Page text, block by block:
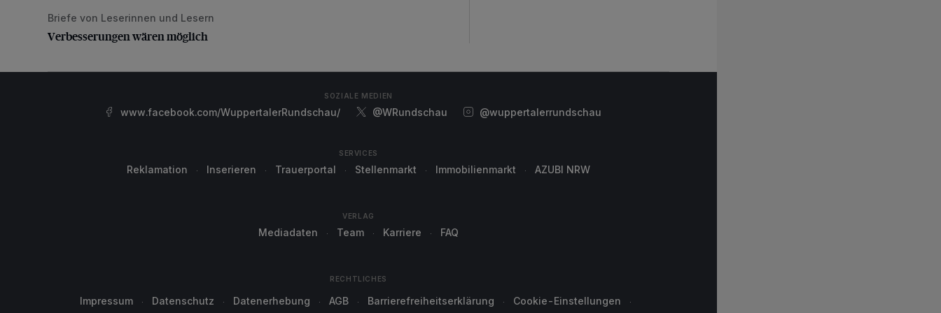
Verbesserungen wären möglich
Briefe von Leserinnen und Lesern
Verbesserungen wären möglich
SOZIALE MEDIEN
www.facebook.com/WuppertalerRundschau/ @WRundschau @wuppertalerrundschau
SERVICES
Reklamation Inserieren Trauerportal Stellenmarkt Immobilienmarkt AZUBI NRW
VERLAG
Mediadaten Team Karriere FAQ
RECHTLICHES
Impressum Datenschutz Datenerhebung AGB Barrierefreiheitserklärung Cookie-Einstellungen